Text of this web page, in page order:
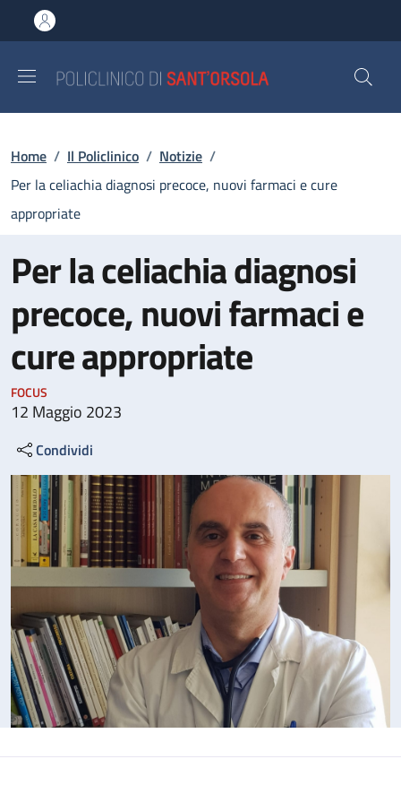
al contenuto principale
to footer content
Briciole di pane
Home / Il Policlinico / Notizie /
Per la celiachia diagnosi precoce, nuovi farmaci e cure
appropriate
Per la celiachia diagnosi
precoce, nuovi farmaci e
cure appropriate
FOCUS
12 Maggio 2023
Condividi